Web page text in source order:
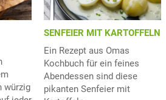
würzig
SENFEIER MIT KARTOFFELN
Ein Rezept aus Omas
Kochbuch für ein feines
Abendessen sind diese
pikanten Senfeier mit